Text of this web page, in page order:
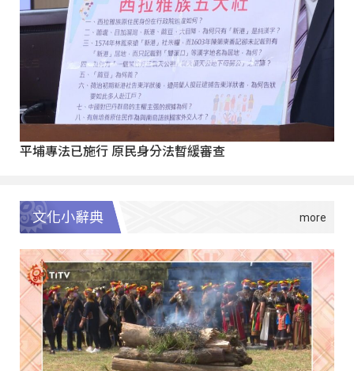
平埔專法已施行 原民身分法暫緩審查
文化小辭典